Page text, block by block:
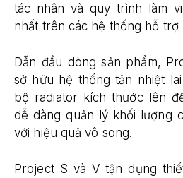
tác nhân và quy trình làm
nhất trên các hệ thống hỗ trợ
Dẫn đầu dòng sản phẩm,
sở hữu hệ thống tản nhiệt
bộ radiator kích thước lên
dễ dàng quản lý khối lượng
với hiệu quả vô song.
Project S và V tận dụng